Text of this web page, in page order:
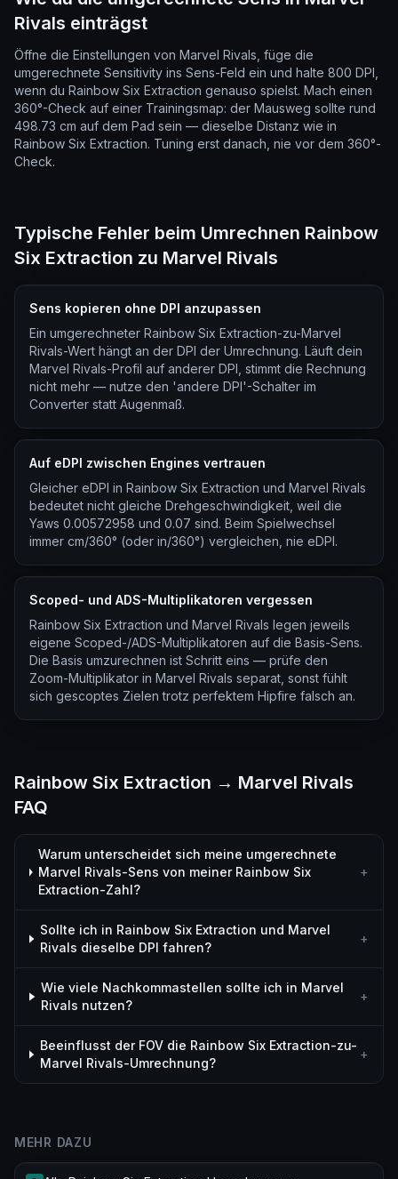
Rivals einträgst
Öffne die Einstellungen von Marvel Rivals, füge die
umgerechnete Sensitivity ins Sens-Feld ein und halte 800 DPI,
wenn du Rainbow Six Extraction genauso spielst. Mach einen
360°-Check auf einer Trainingsmap: der Mausweg sollte rund
498.73 cm auf dem Pad sein — dieselbe Distanz wie in
Rainbow Six Extraction. Tuning erst danach, nie vor dem 360°-
Check.
Typische Fehler beim Umrechnen Rainbow
Six Extraction zu Marvel Rivals
Sens kopieren ohne DPI anzupassen
Ein umgerechneter Rainbow Six Extraction-zu-Marvel
Rivals-Wert hängt an der DPI der Umrechnung. Läuft dein
Marvel Rivals-Profil auf anderer DPI, stimmt die Rechnung
nicht mehr — nutze den 'andere DPI'-Schalter im
Converter statt Augenmaß.
Auf eDPI zwischen Engines vertrauen
Gleicher eDPI in Rainbow Six Extraction und Marvel Rivals
bedeutet nicht gleiche Drehgeschwindigkeit, weil die
Yaws 0.00572958 und 0.07 sind. Beim Spielwechsel
immer cm/360° (oder in/360°) vergleichen, nie eDPI.
Scoped- und ADS-Multiplikatoren vergessen
Rainbow Six Extraction und Marvel Rivals legen jeweils
eigene Scoped-/ADS-Multiplikatoren auf die Basis-Sens.
Die Basis umzurechnen ist Schritt eins — prüfe den
Zoom-Multiplikator in Marvel Rivals separat, sonst fühlt
sich gescoptes Zielen trotz perfektem Hipfire falsch an.
Rainbow Six Extraction → Marvel Rivals
FAQ
Warum unterscheidet sich meine umgerechnete
Marvel Rivals-Sens von meiner Rainbow Six
Extraction-Zahl?
+
Sollte ich in Rainbow Six Extraction und Marvel
Rivals dieselbe DPI fahren?
+
Wie viele Nachkommastellen sollte ich in Marvel
Rivals nutzen?
+
Beeinflusst der FOV die Rainbow Six Extraction-zu-
Marvel Rivals-Umrechnung?
+
MEHR DAZU